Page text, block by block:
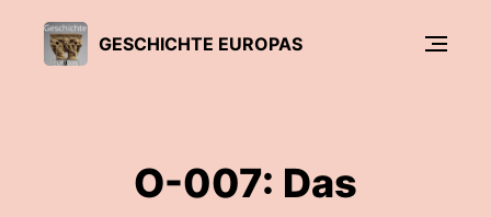
GESCHICHTE EUROPAS
O-007: Das